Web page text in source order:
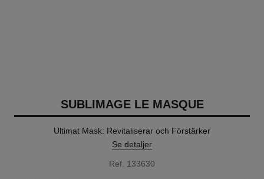
SUBLIMAGE LE MASQUE
Ultimat Mask: Revitaliserar och Förstärker
Se detaljer
Ref. 133630